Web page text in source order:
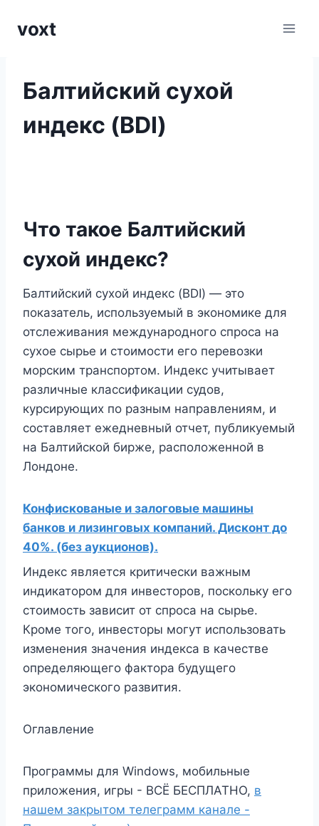
voxt
Балтийский сухой
индекс (BDI)
Что такое Балтийский
сухой индекс?
Балтийский сухой индекс (BDI) — это
показатель, используемый в экономике для
отслеживания международного спроса на
сухое сырье и стоимости его перевозки
морским транспортом. Индекс учитывает
различные классификации судов,
курсирующих по разным направлениям, и
составляет ежедневный отчет, публикуемый
на Балтийской бирже, расположенной в
Лондоне.
Конфискованые и залоговые машины
банков и лизинговых компаний. Дисконт до
40%. (без аукционов).
Индекс является критически важным
индикатором для инвесторов, поскольку его
стоимость зависит от спроса на сырье.
Кроме того, инвесторы могут использовать
изменения значения индекса в качестве
определяющего фактора будущего
экономического развития.
Оглавление
Программы для Windows, мобильные
приложения, игры - ВСЁ БЕСПЛАТНО, в
нашем закрытом телеграмм канале -